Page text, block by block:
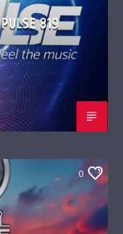
819
0